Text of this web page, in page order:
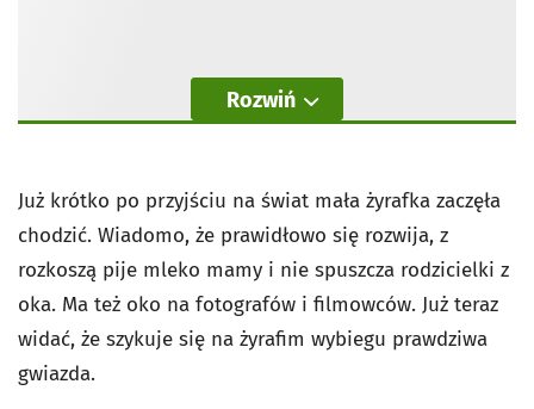
Rozwiń
Już krótko po przyjściu na świat mała żyrafka zaczęła
chodzić. Wiadomo, że prawidłowo się rozwija, z
rozkoszą pije mleko mamy i nie spuszcza rodzicielki z
oka. Ma też oko na fotografów i filmowców. Już teraz
widać, że szykuje się na żyrafim wybiegu prawdziwa
gwiazda.